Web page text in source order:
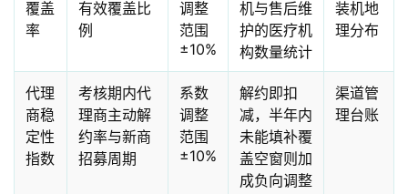
覆盖
率
有效覆盖比
例
调整
范围
±10%
机与售后维
护的医疗机
构数量统计
装机地
理分布
代理
商稳
定性
指数
考核期内代
理商主动解
约率与新商
招募周期
系数
调整
范围
±10%
解约即扣
减，半年内
未能填补覆
盖空窗则加
成负向调整
渠道管
理台账